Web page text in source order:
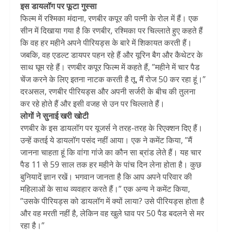
इस डायलॉग पर फूटा गुस्सा
फिल्म में रश्मिका मंदाना, रणबीर कपूर की पत्नी के रोल में हैं। एक
सीन में दिखाया गया है कि रणबीर, रश्मिका पर चिल्लाते हुए कहते हैं
कि वह हर महीने अपने पीरियड्स के बारे में शिकायत करती हैं।
जबकि, वह एडल्ट डायपर पहन रहे हैं और यूरिन बैग और कैथेटर के
साथ घूम रहे हैं। रणबीर कपूर फिल्म में कहते हैं, ”महीने में चार पैड
चेंज करने के लिए इतना नाटक करती है तू, मैं रोज 50 कर रहा हूं।”
दरअसल, रणबीर पीरियड्स और अपनी सर्जरी के बीच की तुलना
कर रहे होते हैं और इसी वजह से उन पर चिल्लाते हैं।
लोगों ने सुनाई खरी खोटी
रणबीर के इस डायलॉग पर यूजर्स ने तरह-तरह के रिएक्शन दिए हैं।
उन्हें कतई ये डायलॉग पसंद नहीं आया। एक ने कमेंट किया, ”मैं
जानना चाहता हूं कि वांगा गांजे का कौन सा ब्रांड लेते हैं। यह चार
पैड 11 से 59 साल तक हर महीने के पांच दिन लेना होता है। कुछ
बुनियादें ज्ञान रखें। भगवान जानता है कि आप अपने परिवार की
महिलाओं के साथ व्यवहार करते हैं।” एक अन्य ने कमेंट किया,
”उसके पीरियड्स को डायलॉग में क्यों लाया? उसे पीरियड्स होता है
और वह मरती नहीं है, लेकिन वह खुले घाव पर 50 पैड बदलने से मर
रहा है।”